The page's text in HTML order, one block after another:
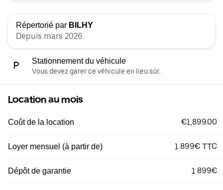
Répertorié par BILHY
Depuis mars 2026
Stationnement du véhicule
Vous devez garer ce véhicule en lieu sûr.
Location au mois
Coût de la location €1,899.00
Loyer mensuel (à partir de) 1 899€ TTC
Dépôt de garantie 1 899€